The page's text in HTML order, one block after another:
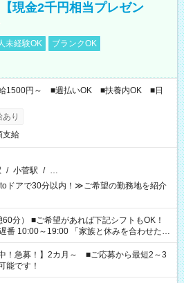
現金2千円相当プレゼン
未経験OK
ブランクOK
給1500円～ ■週払いOK ■扶養内OK ■日
り
支給
/ 小菅駅 / …
ドアで30分以内！≫ご希望の勤務地を紹介
シフトもOK！
「家族と休みを合わせた
夕飯の準備がしたい」 「できれば残業はし
を教えてくださいね。 ※Wワーク希望
事で希望する勤務時間と、もう1つのお仕事
週40時間を超える場合は応募できません。
中！急募！】2カ月～ ■ご応募から最短2～3
能です！